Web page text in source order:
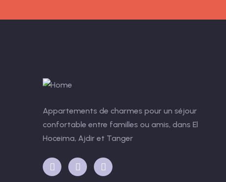
Appartements de charmes pour un séjour
confortable entre familles ou amis, dans El
Hoceima, Ajdir et Tanger